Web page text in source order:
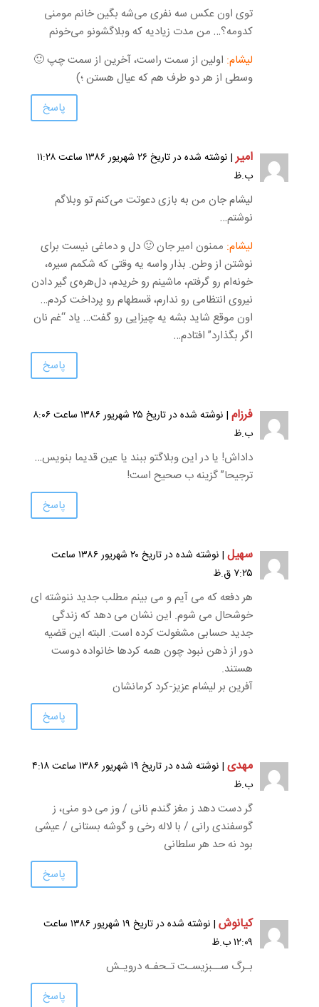
توی اون عکس سه نفری می‌شه بگین خانم مومنی
کدومه؟… من مدت زیادیه که وبلاگشونو می‌خونم
لیشام: اولین از سمت راست، آخرین از سمت چپ 🙂
وسطی از هر دو طرف هم که عیال هستن ؛)
پاسخ
امیر
| نوشته شده در تاریخ ۲۶ شهریور ۱۳۸۶ ساعت ۱۱:۲۸
ب.ظ
لیشام جان من به بازی دعوتت می‌کنم تو وبلاگم
نوشتم…
لیشام: ممنون امیر جان 🙂 دل و دماغی نیست برای
نوشتن از وطن. بذار واسه یه وقتی که شکمم سیره،
خونه‌ام رو گرفتم، ماشینم رو خریدم، دل‌هره‌ی گیر دادن
نیروی انتظامی رو ندارم، قسطهام رو پرداخت کردم…
اون موقع شاید بشه یه چیزایی رو گفت… یاد “غم نان
اگر بگذارد” افتادم…
پاسخ
فرزام
| نوشته شده در تاریخ ۲۵ شهریور ۱۳۸۶ ساعت ۸:۰۶
ب.ظ
داداش! یا در این وبلاگتو ببند یا عین قدیما بنویس…
ترجیحا” گزینه ب صحیح است!
پاسخ
سهیل
| نوشته شده در تاریخ ۲۰ شهریور ۱۳۸۶ ساعت
۷:۲۵ ق.ظ
هر دفعه که می آیم و می بینم مطلب جدید ننوشته ای
خوشحال می شوم. این نشان می دهد که زندگی
جدید حسابی مشغولت کرده است. البته این قضیه
دور از ذهن نبود چون همه کردها خانواده دوست
هستند.
آفرین بر لیشام عزیز-کرد کرمانشان
پاسخ
مهدی
| نوشته شده در تاریخ ۱۹ شهریور ۱۳۸۶ ساعت ۴:۱۸
ب.ظ
گر دست دهد ز مغز گندم نانی / وز می دو منی، ز
گوسفندی رانی / با لاله رخی و گوشه بستانی / عیشی
بود نه حد هر سلطانی
پاسخ
کیانوش
| نوشته شده در تاریخ ۱۹ شهریور ۱۳۸۶ ساعت
۱۲:۰۹ ب.ظ
بـرگ ســبزیسـت تـحفـه درویـش
پاسخ